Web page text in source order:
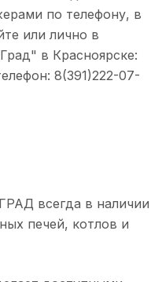
по телефону, в
или лично в
в Красноярске:
8(391)222-07-
всегда в наличии
печей, котлов и